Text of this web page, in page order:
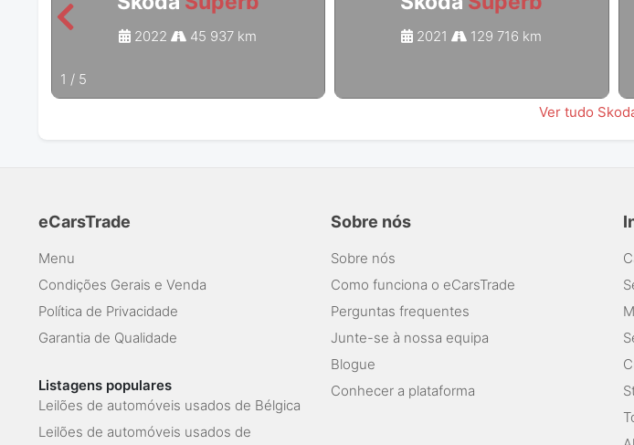
2022 45 937 km 2021 129 716 km
1 / 5
Ver tudo
eCarsTrade
Menu
Condições Gerais e Venda
Política de Privacidade
Garantia de Qualidade
Listagens populares
Leilões de automóveis usados de Bélgica
Leilões de automóveis usados de
Sobre nós
Sobre nós
Como funciona o eCarsTrade
Perguntas frequentes
Junte-se à nossa equipa
Blogue
Conhecer a plataforma